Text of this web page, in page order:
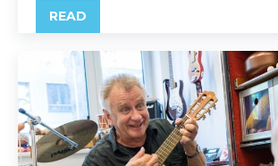
READ